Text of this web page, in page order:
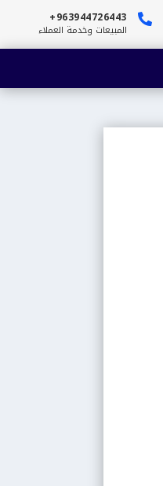

963944726443+
المبيعات وخدمة العملاء